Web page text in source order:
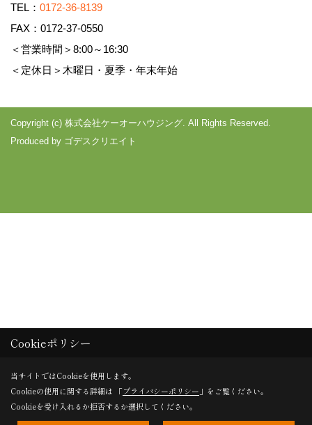
TEL： 0172-36-8139
FAX：0172-37-0550
＜営業時間＞8:00～16:30
＜定休日＞木曜日・夏季・年末年始
Copyright (c) 株式会社ケーオーハウジング. All Rights Reserved.
Produced by ゴデスクリエイト
Cookieポリシー
当サイトではCookieを使用します。
Cookieの使用に関する詳細は 「プライバシーポリシー 」をご覧ください。
Cookieを受け入れるか拒否するか選択してください。